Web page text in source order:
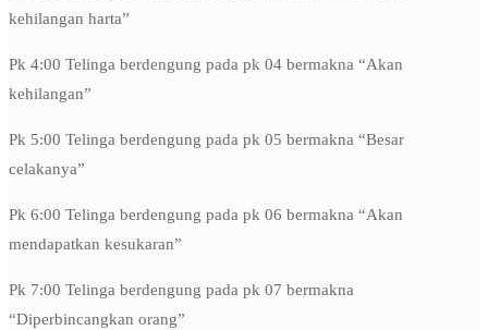
kehilangan harta”
Pk 4:00 Telinga berdengung pada pk 04 bermakna “Akan
kehilangan”
Pk 5:00 Telinga berdengung pada pk 05 bermakna “Besar
celakanya”
Pk 6:00 Telinga berdengung pada pk 06 bermakna “Akan
mendapatkan kesukaran”
Pk 7:00 Telinga berdengung pada pk 07 bermakna
“Diperbincangkan orang”